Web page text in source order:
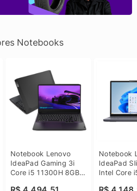
Notebooks
Notebook Lenovo
IdeaPad Gaming 3i
Core i5 11300H 8GB
Notebook
IdeaPad
Intel Core